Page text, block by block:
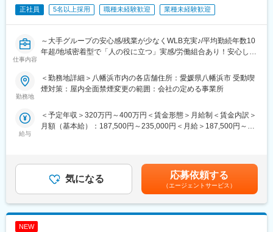
＜数字で見るレデイ薬局＞
・男女比＝5：5
・平均勤続年数：10.9年
・月平均残業時間：8.7時間
変更の範囲：会社の定める業務
「健康相談ができる身近な存在」を目指しています。
◎日々の接客を通じてお客様から直接「ありがとう」をもらえる
◎将来的には店長として、店舗・人・地域をまとめる立場を目指
せる
です。
■現場から店舗運営まで段階的に成長できる環境：
レジ・商品管理などの基礎業務からスタートし、将来的には店長
地域のお客様との距離が近く、日々の接客や相談対応を通じて、
信頼される存在として働けます。
■安定した経営基盤のもと、長期的なキャリア形成が可能：
ツルハグループの一員として安定した基盤があり、腰を据えてキ
正社員 5名以上採用 職種未経験歓迎 業種未経験歓迎
仕事内容
～大手グループの安心感/残業が少なくWLB充実♪/平均勤続年数10
年超/地域密着型で「人の役に立つ」実感/労働組合あり！安心して
■仕事内容：
まずは、レジ業務や商品管理などの基礎業務からスタートし、店
舗運営の基本を学んでいただきます。
・商品陳列・売場づくり
・発注・在庫管理
・売上・数値管理の補助
・スタッフのサポート業務
☆経験や適性に応じて、将来的にはスタッフの育成、
勤務地
＜勤務地詳細＞八幡浜市内の各店舗住所：愛媛県八幡浜市 受動喫
煙対策：屋内全面禁煙変更の範囲：会社の定める事業所
給与
＜予定年収＞320万円～400万円＜賃金形態＞月給制＜賃金内訳＞
月額（基本給）：187,500円～235,000円＜月給＞187,500円～
可能性があります。月給(月額)は固定手当を含めた表記です。
気になる 応募依頼する
（エージェントサービス）
NEW